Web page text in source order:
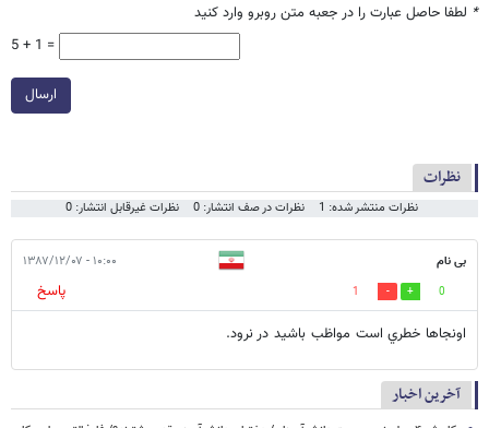
* لطفا حاصل عبارت را در جعبه متن روبرو وارد کنید
5 + 1 =
ارسال
نظرات
نظرات منتشر شده: 1 نظرات در صف انتشار: 0 نظرات غیرقابل انتشار: 0
بی نام ۱۰:۰۰ - ۱۳۸۷/۱۲/۰۷
0
1
پاسخ
اونجاها خطري است مواظب باشيد در نرود.
آخرین اخبار